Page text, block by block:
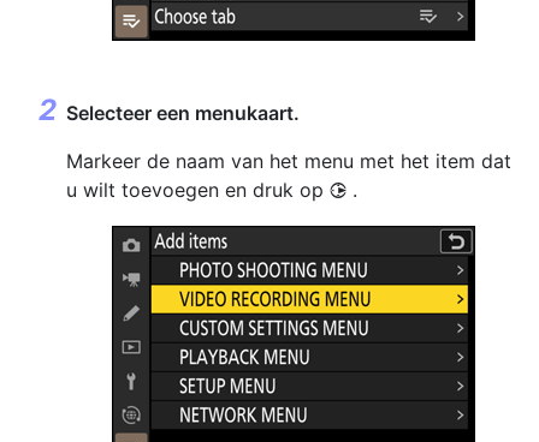
Selecteer een menukaart.
Markeer de naam van het menu met het item dat
u wilt toevoegen en druk op 2 .